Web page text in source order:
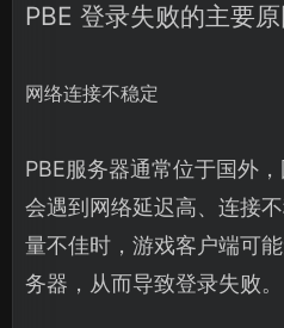
PBE 登录失败的主要原
网络连接不稳定
PBE服务器通常位于国外
会遇到网络延迟高、连接
量不佳时，游戏客户端可
务器，从而导致登录失败。